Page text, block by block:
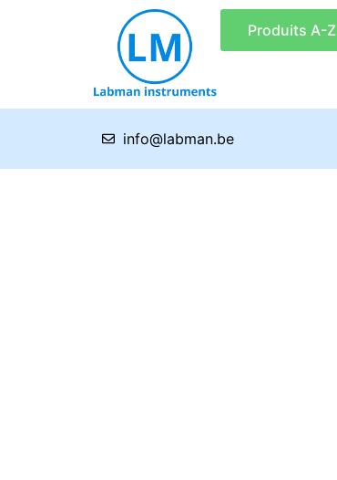
Produits A-Z
info@labman.be